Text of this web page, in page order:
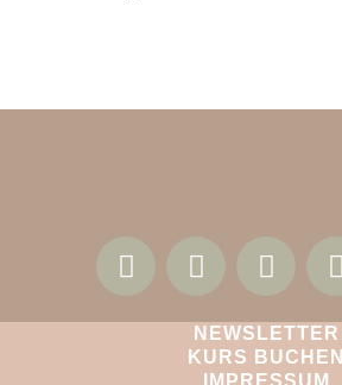
NEWSLETTER
KURS BUCHEN